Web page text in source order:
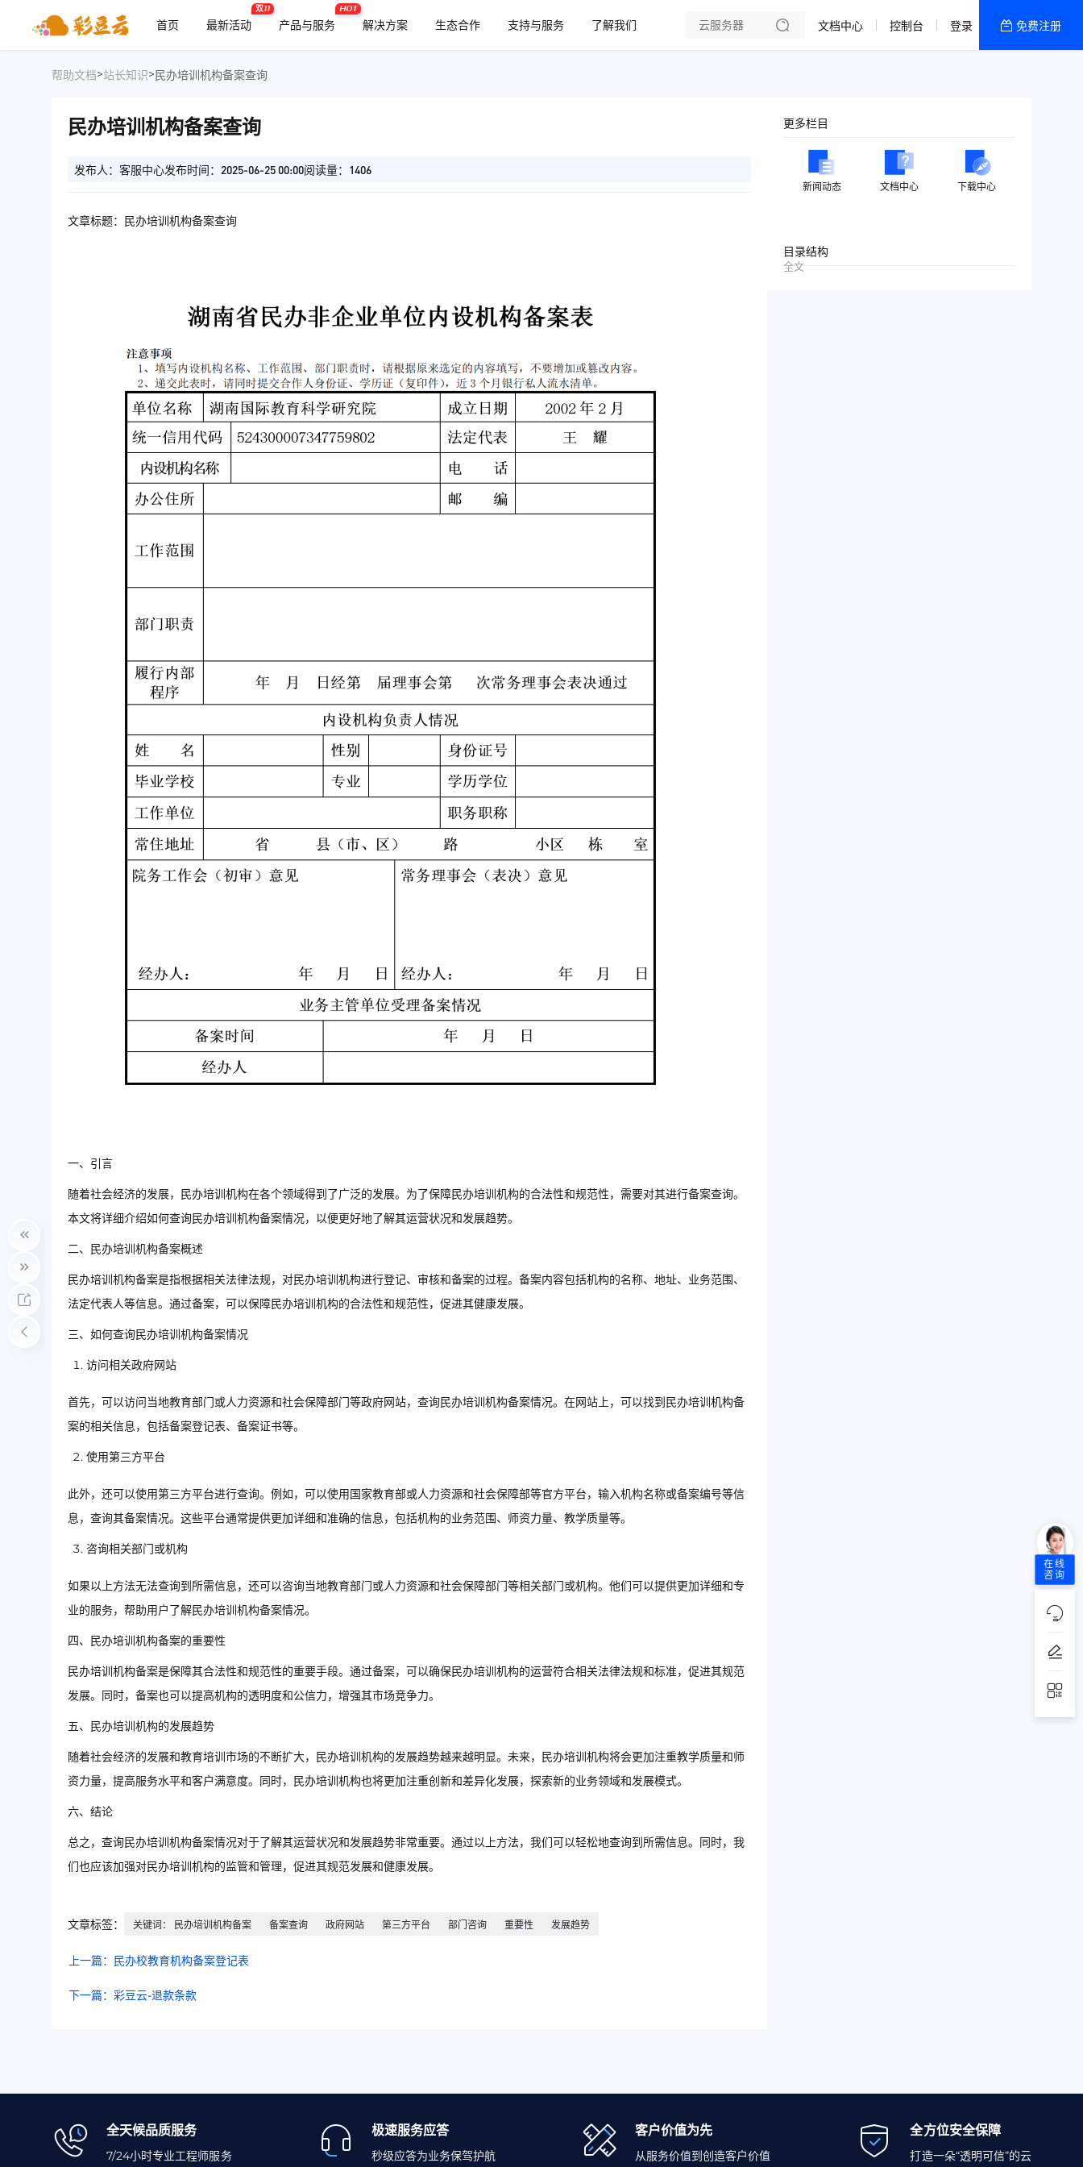
首页 最新活动
双11
产品与服务
HOT
解决方案 生态合作 支持与服务
了解我们
美国高防2区[推荐]
文档中心 控制台 登录 免费注册
帮助文档>站长知识>民办培训机构备案查询
民办培训机构备案查询
发布人：客服中心发布时间：2025-06-25 00:00阅读量：1406
文章标题：民办培训机构备案查询
一、引言
随着社会经济的发展，民办培训机构在各个领域得到了广泛的发展。为了保障民办培训机构的合法性和规范性，需要对其进行备案查询。
本文将详细介绍如何查询民办培训机构备案情况，以便更好地了解其运营状况和发展趋势。
二、民办培训机构备案概述
民办培训机构备案是指根据相关法律法规，对民办培训机构进行登记、审核和备案的过程。备案内容包括机构的名称、地址、业务范围、
法定代表人等信息。通过备案，可以保障民办培训机构的合法性和规范性，促进其健康发展。
三、如何查询民办培训机构备案情况
访问相关政府网站
首先，可以访问当地教育部门或人力资源和社会保障部门等政府网站，查询民办培训机构备案情况。在网站上，可以找到民办培训机构备
案的相关信息，包括备案登记表、备案证书等。
使用第三方平台
此外，还可以使用第三方平台进行查询。例如，可以使用国家教育部或人力资源和社会保障部等官方平台，输入机构名称或备案编号等信
息，查询其备案情况。这些平台通常提供更加详细和准确的信息，包括机构的业务范围、师资力量、教学质量等。
咨询相关部门或机构
如果以上方法无法查询到所需信息，还可以咨询当地教育部门或人力资源和社会保障部门等相关部门或机构。他们可以提供更加详细和专
业的服务，帮助用户了解民办培训机构备案情况。
四、民办培训机构备案的重要性
民办培训机构备案是保障其合法性和规范性的重要手段。通过备案，可以确保民办培训机构的运营符合相关法律法规和标准，促进其规范
发展。同时，备案也可以提高机构的透明度和公信力，增强其市场竞争力。
五、民办培训机构的发展趋势
随着社会经济的发展和教育培训市场的不断扩大，民办培训机构的发展趋势越来越明显。未来，民办培训机构将会更加注重教学质量和师
资力量，提高服务水平和客户满意度。同时，民办培训机构也将更加注重创新和差异化发展，探索新的业务领域和发展模式。
六、结论
总之，查询民办培训机构备案情况对于了解其运营状况和发展趋势非常重要。通过以上方法，我们可以轻松地查询到所需信息。同时，我
们也应该加强对民办培训机构的监管和管理，促进其规范发展和健康发展。
文章标签： 关键词： 民办培训机构备案 备案查询 政府网站 第三方平台 部门咨询 重要性 发展趋势
上一篇：民办校教育机构备案登记表
下一篇：彩豆云-退款条款
更多栏目
新闻动态 文档中心 下载中心
目录结构
全文
全天候品质服务
7/24小时专业工程师服务
极速服务应答
秒级应答为业务保驾护航
客户价值为先
从服务价值到创造客户价值
全方位安全保障
打造一朵“透明可信”的云
在线
咨询